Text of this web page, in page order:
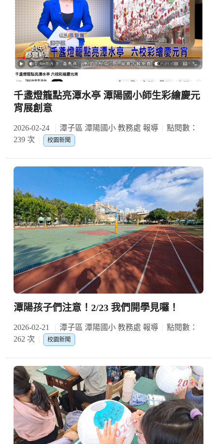
千盞燈籠點亮潭水亭 潭陽國小師生彩繪慶元
宵展創意
2026-02-24 潭子區 潭陽國小 教務處 報導
點閱數：
239 次
校園新聞
潭陽孩子們注意！2/23 我們開學見囉！
2026-02-21 潭子區 潭陽國小 教務處 報導
點閱數：
262 次
校園新聞